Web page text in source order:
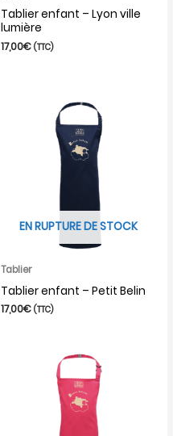
Tablier enfant – Lyon ville
lumière
17,00€ (TTC)
EN RUPTURE DE STOCK
Tablier
Tablier enfant – Petit Belin
17,00€ (TTC)